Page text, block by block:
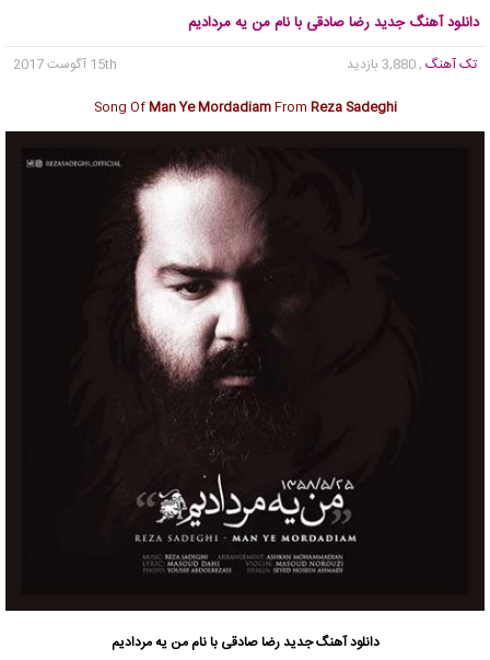
دانلود آهنگ جدید رضا صادقی با نام من یه مردادیم
تک آهنگ , 3,880 بازدید
15th آگوست 2017
Song OfMan Ye MordadiamFrom Reza Sadeghi
دانلود آهنگ جدیدرضا صادقی با نام من یه مردادیم